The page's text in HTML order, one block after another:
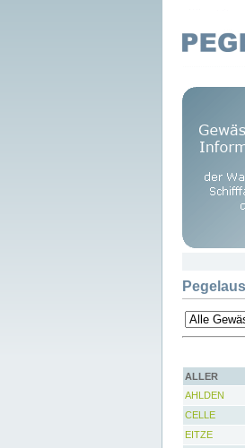
ALLER
AHLDEN
CELLE
EITZE